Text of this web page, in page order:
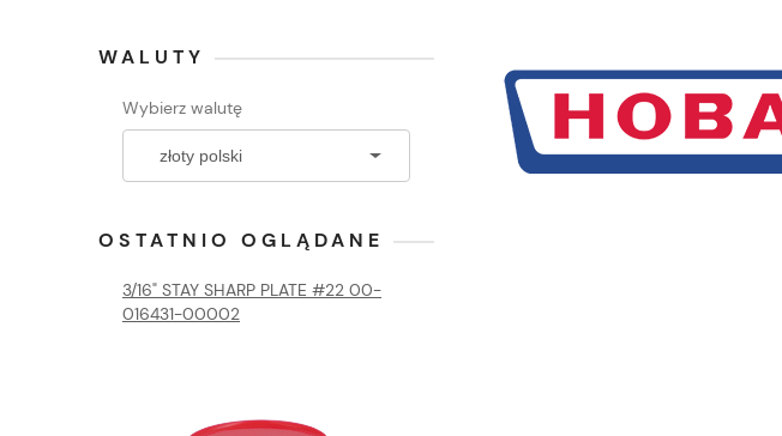
WALUTY
Wybierz walutę
OSTATNIO OGLĄDANE
3/16" STAY SHARP PLATE #22 00-
016431-00002